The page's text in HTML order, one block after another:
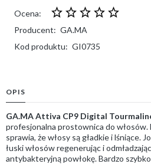
Ocena:
Producent: GA.MA
Kod produktu: GI0735
OPIS
GA.MA Attiva CP9 Digital
profesjonalna prostownica do włosów.
sprawia, że włosy są gładkie i lśniące.
łuski włosów regenerując i
antybakteryjną powłokę. Bardzo